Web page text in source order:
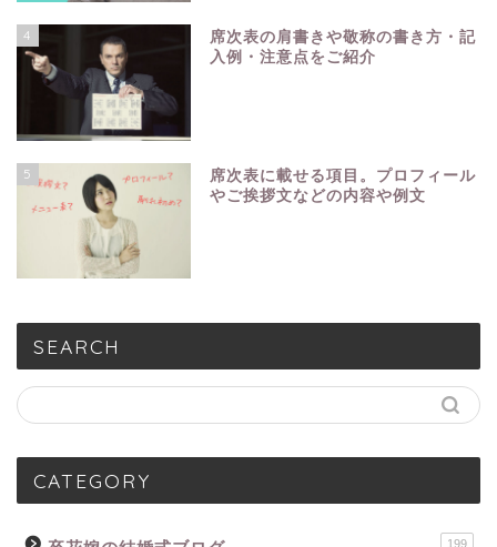
4
席次表の肩書きや敬称の書き方・記
入例・注意点をご紹介
5
席次表に載せる項目。プロフィール
やご挨拶文などの内容や例文
SEARCH
CATEGORY
199